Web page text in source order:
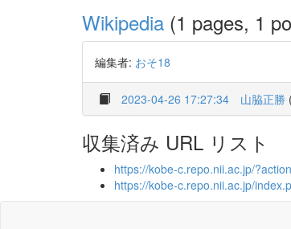
Wikipedia (1 pages, 1
編集者: おそ18
2023-04-26 17:27:34 山脇正勝 (
収集済み URL リスト
https://kobe-c.repo.nii.ac.jp/
https://kobe-c.repo.nii.ac.jp/